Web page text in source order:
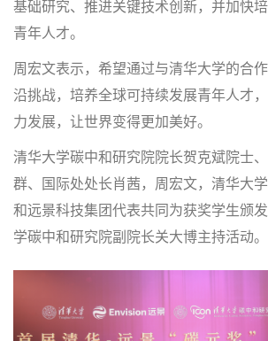
基础研究、推进关键技术创新，并加快
青年人才。
周宏文表示，希望通过与清华大学的合
沿挑战，培养全球可持续发展青年人才
力发展，让世界变得更加美好。
清华大学碳中和研究院院长贺克斌院士
群、国际处处长肖茜，周宏文，清华大
和远景科技集团代表共同为获奖学生颁
学碳中和研究院副院长关大博主持活动。